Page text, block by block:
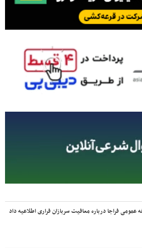
عمومی فراجا درباره معافیت سربازان فراری اطلاعیه داد